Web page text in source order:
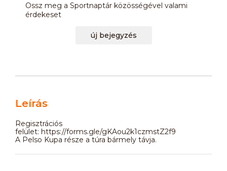
Ossz meg a Sportnaptár közösségével valami
érdekeset
új bejegyzés
Leírás
Regisztrációs
felület: https://forms.gle/gKAou2k1czmstZ2f9
A Pelso Kupa része a túra bármely távja.